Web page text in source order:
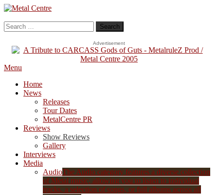
Skip
Content
Metal Centre
Mailorder & Webzine
Search
for:
Advertisement
Menu
Home
News
Releases
Tour Dates
MetalCentre PR
Reviews
Show Reviews
Gallery
Interviews
Media
AudioThe Audio category features a diverse collection
of Metal music, allowing you to listen to individual
tracks, a selection of songs, or full albums across all